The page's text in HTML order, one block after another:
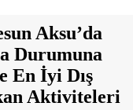
Aksu’da
Durumuna
En İyi Dış
Aktiviteleri